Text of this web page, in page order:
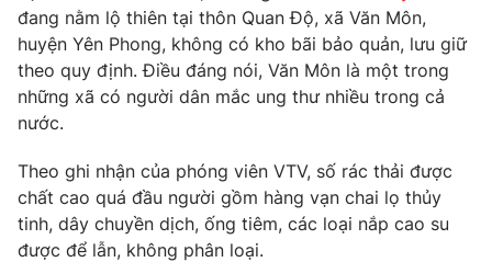
Góc doanh nghiệp
Truyền hình
Phim VTV
Hậu trường
Nhân vật
Khán giả
Giải sao mai
Giải trí
Âm nhạc
Sao
Đời sống
Du lịch
Làm đẹp
Giáo dục
đang nằm lộ thiên tại thôn Quan Độ, xã Văn Môn,
huyện Yên Phong, không có kho bãi bảo quản, lưu giữ
theo quy định. Điều đáng nói, Văn Môn là một trong
những xã có người dân mắc ung thư nhiều trong cả
nước.
Theo ghi nhận của phóng viên VTV, số rác thải được
chất cao quá đầu người gồm hàng vạn chai lọ thủy
tinh, dây chuyền dịch, ống tiêm, các loại nắp cao su
được để lẫn, không phân loại.